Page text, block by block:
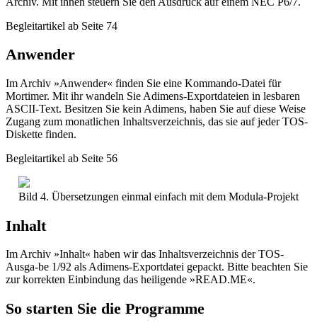
Begleitartikel ab Seite 74
Anwender
Im Archiv »Anwender« finden Sie eine Kommando-Datei für
Mortimer. Mit ihr wandeln Sie Adimens-Exportdateien in lesbaren
ASCII-Text. Besitzen Sie kein Adimens, haben Sie auf diese Weise
Zugang zum monatlichen Inhaltsverzeichnis, das sie auf jeder TOS-
Diskette finden.
Begleitartikel ab Seite 56
Bild 4. Übersetzungen einmal einfach mit dem Modula-Projekt
Inhalt
Im Archiv »Inhalt« haben wir das Inhaltsverzeichnis der TOS-
Ausga-be 1/92 als Adimens-Exportdatei gepackt. Bitte beachten Sie
zur korrekten Einbindung das heiligende »READ.ME«.
So starten Sie die Programme